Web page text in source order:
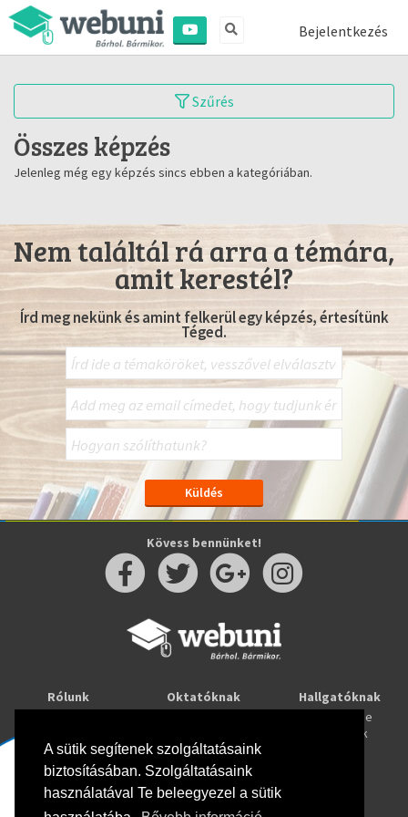
A sütik segítenek szolgáltatásaink
biztosításában. Szolgáltatásaink
használatával Te beleegyezel a sütik
Bejelentkezés
Szűrés
Összes képzés
Jelenleg még egy képzés sincs ebben a kategóriában.
Nem találtál rá arra a témára,
amit kerestél?
Írd meg nekünk és amint felkerül egy képzés, értesítünk
Téged.
Kövess bennünket!
Rólunk
Oktatóknak
Webuni Stúdió
Hallgatóknak
Tanulj online
Képzések
Info
Adatkezelési tájékoztató
ÁSZF